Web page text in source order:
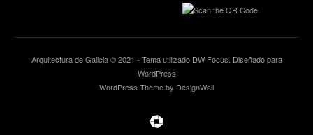
Arquitectura de Galicia © 2021 - Tema utilizado DW Focus. Diseñado para
WordPress
WordPress Theme by DesignWall